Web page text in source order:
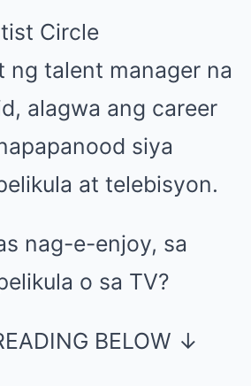
Circle
ng talent manager na
alagwa ang career
siya
at telebisyon.
nag-e-enjoy, sa
o sa TV?
BELOW ↓